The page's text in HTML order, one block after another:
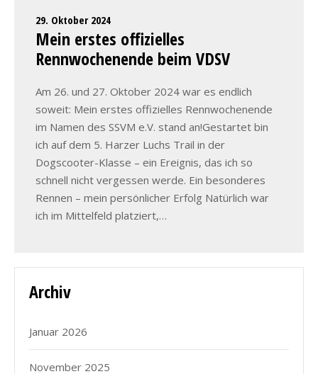
29. Oktober 2024
Mein erstes offizielles
Rennwochenende beim VDSV
Am 26. und 27. Oktober 2024 war es endlich
soweit: Mein erstes offizielles Rennwochenende
im Namen des SSVM e.V. stand an!Gestartet bin
ich auf dem 5. Harzer Luchs Trail in der
Dogscooter-Klasse – ein Ereignis, das ich so
schnell nicht vergessen werde. Ein besonderes
Rennen – mein persönlicher Erfolg Natürlich war
ich im Mittelfeld platziert,…
Archiv
Januar 2026
November 2025